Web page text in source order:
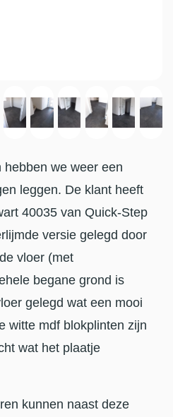
we weer een
leggen. De klant heeft
40035 van Quick-Step
versie gelegd door
vloer (met
begane grond is
gelegd wat een mooi
witte mdf blokplinten zijn
wat het plaatje
kunnen naast deze